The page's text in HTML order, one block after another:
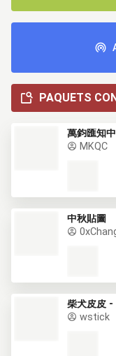
PAQUETS
萬鈞匯知
MKQC
中秋貼圖
柴犬皮皮 -
wstick